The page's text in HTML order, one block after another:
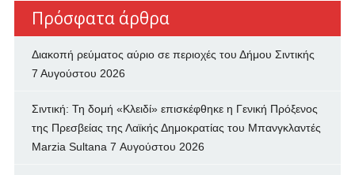
Πρόσφατα άρθρα
Διακοπή ρεύματος αύριο σε περιοχές του Δήμου Σιντικής
7 Αυγούστου 2026
Σιντική: Τη δομή «Κλειδί» επισκέφθηκε η Γενική Πρόξενος
της Πρεσβείας της Λαϊκής Δημοκρατίας του Μπανγκλαντές
Marzia Sultana 7 Αυγούστου 2026